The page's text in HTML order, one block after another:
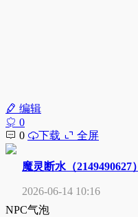
编辑
0
0
下载 全屏
魔灵断水（2149490627）
2026-06-14 10:16
NPC气泡